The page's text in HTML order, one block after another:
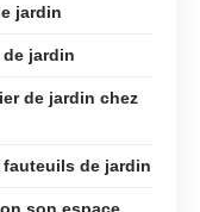
jardin
jardin
de jardin chez
de jardin
son espace